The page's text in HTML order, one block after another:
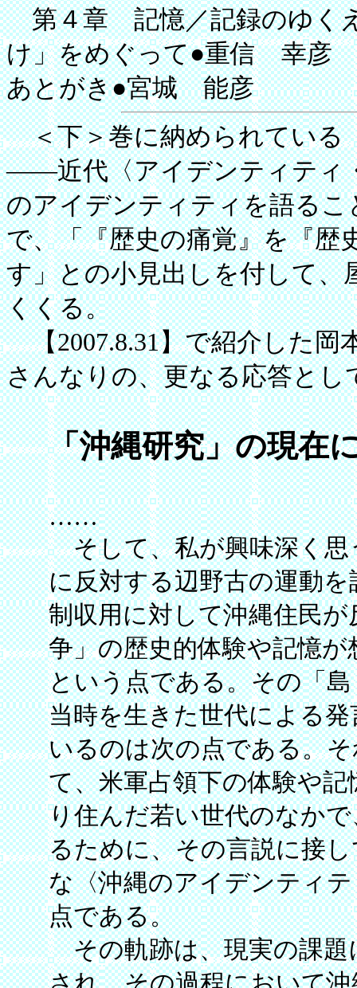
第４章 記憶／記録のゆく
け」をめぐって●重信 幸彦
あとがき●宮城 能彦
＜下＞巻に納められている
――近代〈アイデンティティ
のアイデンティティを語る
で、「『歴史の痛覚』を『歴
す」との小見出しを付して、
くくる。
【2007.8.31】で紹介した岡
さんなりの、更なる応答と
「沖縄研究」の現在
……
そして、私が興味深く思
に反対する辺野古の運動
制収用に対して沖縄住民
争」の歴史的体験や記憶
という点である。その「
当時を生きた世代による
いるのは次の点である。
て、米軍占領下の体験や
り住んだ若い世代のなか
るために、その言説に接
な〈沖縄のアイデンティ
点である。
その軌跡は、現実の課題